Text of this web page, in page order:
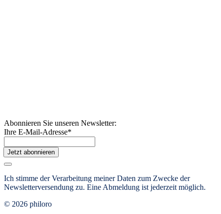
Abonnieren Sie unseren Newsletter:
Ihre E-Mail-Adresse*
Jetzt abonnieren
Ich stimme der Verarbeitung meiner Daten zum Zwecke der
Newsletterversendung zu. Eine Abmeldung ist jederzeit möglich.
© 2026 philoro